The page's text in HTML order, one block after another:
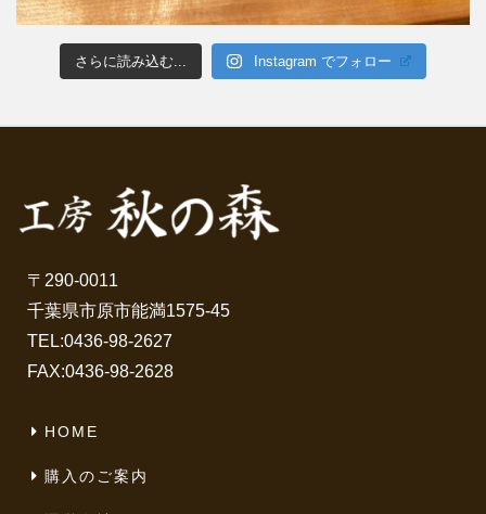
さらに読み込む... Instagram でフォロー
〒290-0011
千葉県市原市能満1575-45
TEL:0436-98-2627
FAX:0436-98-2628
HOME
購入のご案内